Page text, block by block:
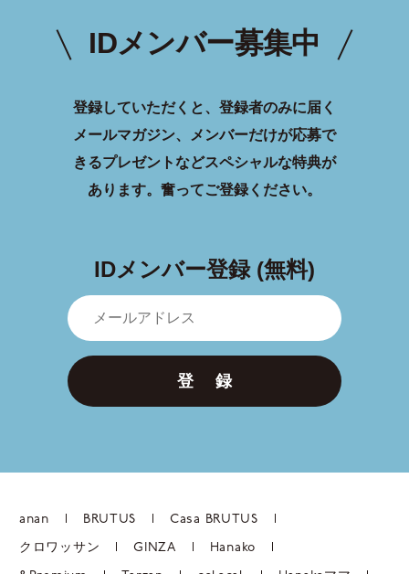
IDメンバー募集中
登録していただくと、登録者のみに届く
メールマガジン、メンバーだけが応募で
きるプレゼントなどスペシャルな特典が
あります。 奮ってご登録ください。
IDメンバー登録 (無料)
登 録
anan BRUTUS Casa BRUTUS
クロワッサン GINZA Hanako